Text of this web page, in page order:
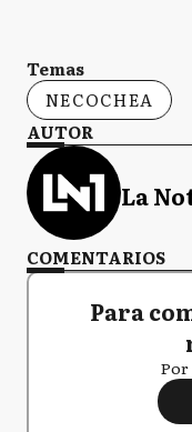
Temas
NECOCHEA
AUTOR
La
COMENTARIOS
Para